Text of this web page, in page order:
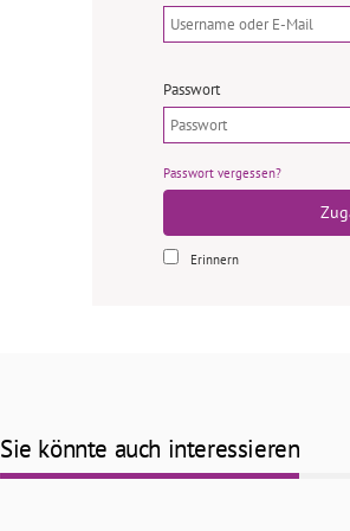
Passwort
Passwort vergessen?
Erinnern
Sie könnte auch interessieren